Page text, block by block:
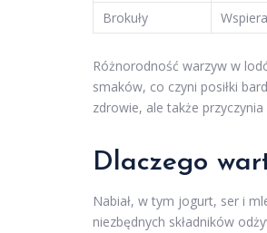
Brokuły
Różnorodność warzyw w
smaków, co czyni posiłki
zdrowie, ale także
Dlaczego
Nabiał, w tym jogurt, ser i
niezbędnych składników